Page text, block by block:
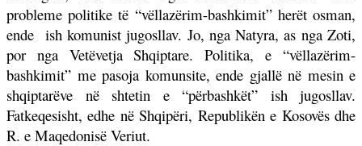
probleme politike të “vëllazërim-bashkimit” herët osman,
ende ish komunist jugosllav. Jo, nga Natyra, as nga Zoti,
por nga Vetëvetja Shqiptare. Politika, e “vëllazërim-
bashkimit” me pasoja komunsite, ende gjallë në mesin e
shqiptarëve në shtetin e “përbashkët” ish jugosllav.
Fatkeqesisht, edhe në Shqipëri, Republikën e Kosovës dhe
R. e Maqedonisë Veriut.